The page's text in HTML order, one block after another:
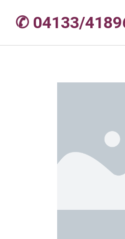
✆ 04133/